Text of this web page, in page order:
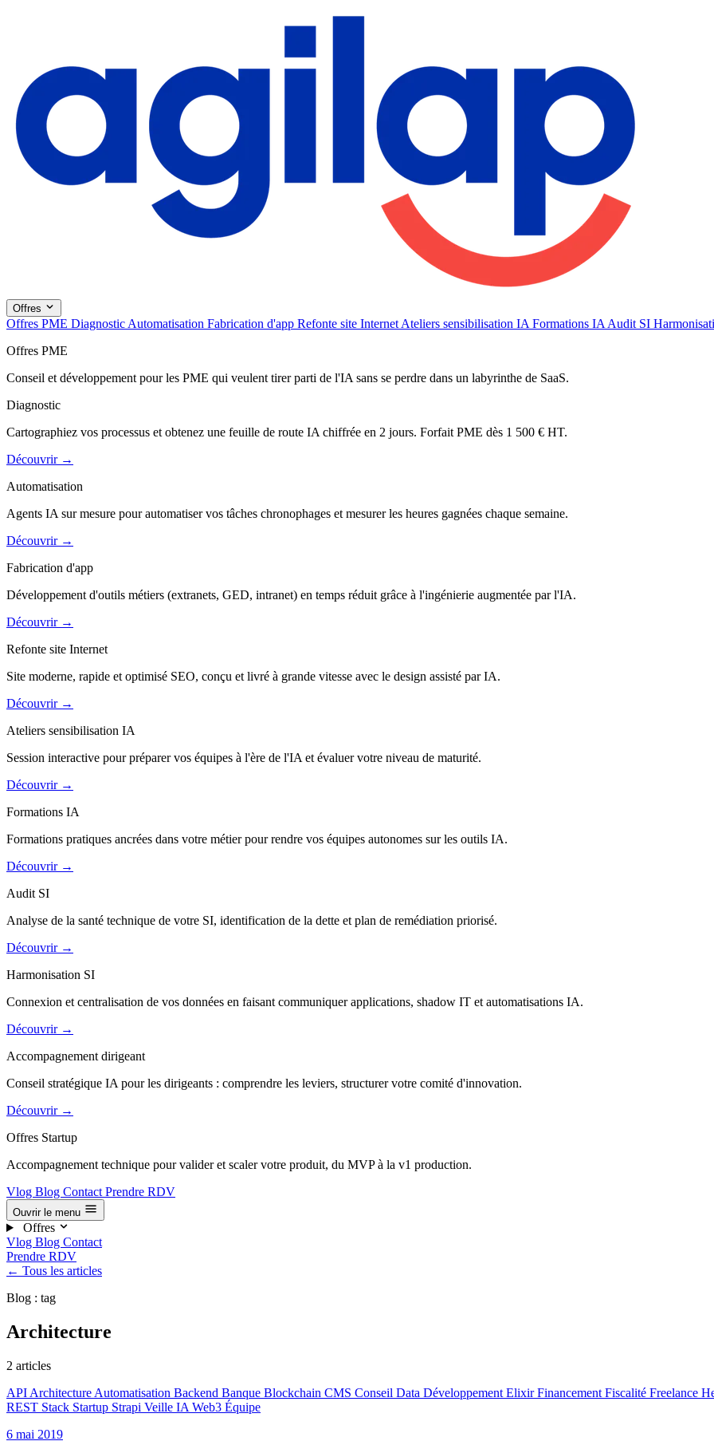
Offres
Offres PME Diagnostic Automatisation Fabrication d'app Refonte site Internet Ateliers sensibilisation IA Formations IA Audit SI
Offres PME
Conseil et développement pour les PME qui veulent tirer parti de l'IA sans se perdre dans un labyrinthe de SaaS.
Diagnostic
Cartographiez vos processus et obtenez une feuille de route IA chiffrée en 2 jours. Forfait PME dès 1 500 € HT.
Découvrir →
Automatisation
Agents IA sur mesure pour automatiser vos tâches chronophages et mesurer les heures gagnées chaque semaine.
Découvrir →
Fabrication d'app
Développement d'outils métiers (extranets, GED, intranet) en temps réduit grâce à l'ingénierie augmentée par l'IA.
Découvrir →
Refonte site Internet
Site moderne, rapide et optimisé SEO, conçu et livré à grande vitesse avec le design assisté par IA.
Découvrir →
Ateliers sensibilisation IA
Session interactive pour préparer vos équipes à l'ère de l'IA et évaluer votre niveau de maturité.
Découvrir →
Formations IA
Formations pratiques ancrées dans votre métier pour rendre vos équipes autonomes sur les outils IA.
Découvrir →
Audit SI
Analyse de la santé technique de votre SI, identification de la dette et plan de remédiation priorisé.
Découvrir →
Harmonisation SI
Connexion et centralisation de vos données en faisant communiquer applications, shadow IT et automatisations IA.
Découvrir →
Accompagnement dirigeant
Conseil stratégique IA pour les dirigeants : comprendre les leviers, structurer votre comité d'innovation.
Découvrir →
Offres Startup
Accompagnement technique pour valider et scaler votre produit, du MVP à la v1 production.
Vlog Blog Contact Prendre RDV
Ouvrir le menu
Offres
Vlog Blog Contact
Prendre RDV
← Tous les articles
Blog : tag
Architecture
2 articles
API Architecture Automatisation Backend Banque Blockchain CMS Conseil Data Développement ElixirFinancement Fiscalité Freelance
REST Stack Startup Strapi Veille IA Web3 Équipe
6 mai 2019